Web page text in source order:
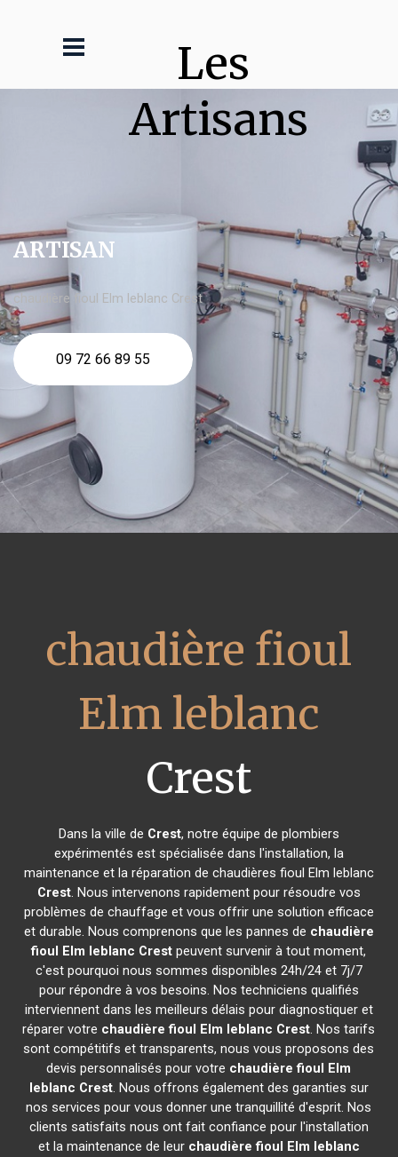
Les
Artisans
ARTISAN
chaudière fioul Elm leblanc Crest
09 72 66 89 55
chaudière fioul
Elm leblanc
Crest
Dans la ville de Crest, notre équipe de plombiers
expérimentés est spécialisée dans l'installation, la
maintenance et la réparation de chaudières fioul Elm leblanc
Crest. Nous intervenons rapidement pour résoudre vos
problèmes de chauffage et vous offrir une solution efficace
et durable. Nous comprenons que les pannes de chaudière
fioul Elm leblanc Crest peuvent survenir à tout moment,
c'est pourquoi nous sommes disponibles 24h/24 et 7j/7
pour répondre à vos besoins. Nos techniciens qualifiés
interviennent dans les meilleurs délais pour diagnostiquer et
réparer votre chaudière fioul Elm leblanc Crest. Nos tarifs
sont compétitifs et transparents, nous vous proposons des
devis personnalisés pour votre chaudière fioul Elm
leblanc Crest. Nous offrons également des garanties sur
nos services pour vous donner une tranquillité d'esprit. Nos
clients satisfaits nous ont fait confiance pour l'installation
et la maintenance de leur chaudière fioul Elm leblanc